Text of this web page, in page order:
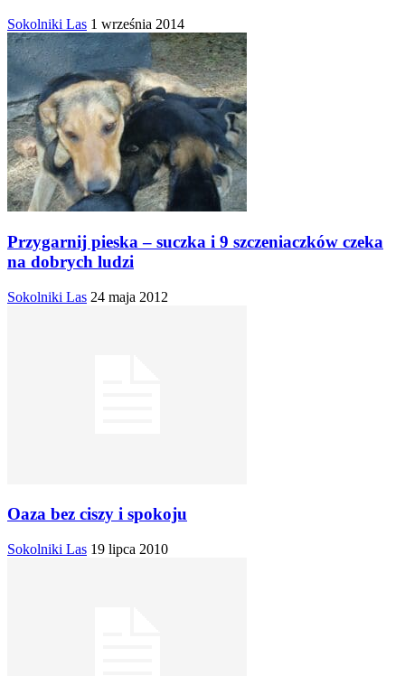
Sokolniki Las 1 września 2014
Przygarnij pieska – suczka i 9 szczeniaczków czeka
na dobrych ludzi
Sokolniki Las 24 maja 2012
Oaza bez ciszy i spokoju
Sokolniki Las 19 lipca 2010